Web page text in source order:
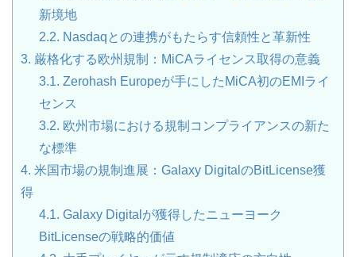
新境地
2.2. Nasdaqとの連携がもたらす信頼性と革新性
3. 厳格化する欧州規制：MiCAライセンス取得の意義
3.1. Zerohash Europeが手にしたMiCA初のEMIライ
センス
3.2. 欧州市場における規制コンプライアンスの新た
な標準
4. 米国市場の規制進展：Galaxy DigitalのBitLicense獲
得
4.1. Galaxy Digitalが獲得したニューヨーク
BitLicenseの戦略的価値